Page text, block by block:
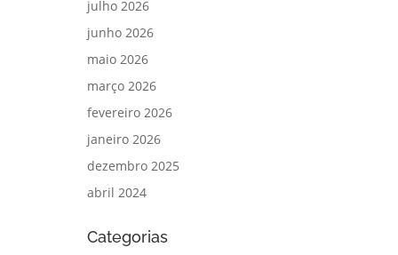
julho 2026
junho 2026
maio 2026
março 2026
fevereiro 2026
janeiro 2026
dezembro 2025
abril 2024
Categorias